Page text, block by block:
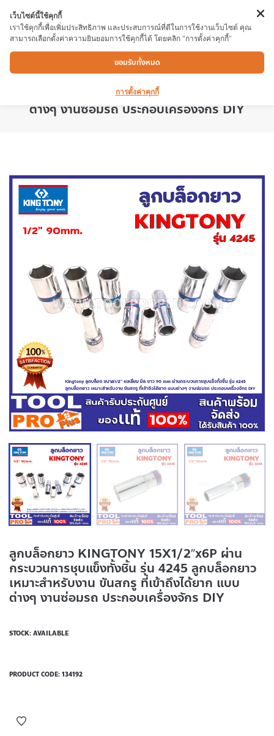
ลูกบล็อกยาว KINGTONY 15X1/2″x6P ผ่าน
กระบวนการชุบแข็งทั้งชิ้น รุ่น 4245 ลูกบล็อกยาว
เหมาะสำหรับงาน ขันสกรู ที่เข้าถึงได้ยาก แบบ
ต่างๆ งานซ่อมรถ ประกอบเครื่องจักร DIY
ลูกบล็อกยาว KINGTONY 15X1/2″x6P ผ่าน
กระบวนการชุบแข็งทั้งชิ้น รุ่น 4245 ลูกบล็อกยาว
เหมาะสำหรับงาน ขันสกรู ที่เข้าถึงได้ยาก แบบ
ต่างๆ งานซ่อมรถ ประกอบเครื่องจักร DIY
STOCK: AVAILABLE
PRODUCT CODE: 134192
เว็บไซต์นี้ใช้คุกกี้
เราใช้คุกกี้เพื่อเพิ่มประสิทธิภาพ และประสบการณ์ที่ดีในการใช้งานเว็บไซต์ คุณ
สามารถเลือกตั้งค่าความยินยอมการใช้คุกกี้ได้ โดยคลิก "การตั้งค่าคุกกี้"
ยอมรับทั้งหมด
การตั้งค่าคุกกี้